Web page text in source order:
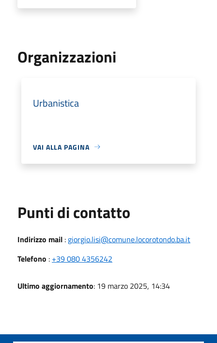
Organizzazioni
Urbanistica
VAI ALLA PAGINA
Punti di contatto
Indirizzo mail : giorgio.lisi@comune.locorotondo.ba.it
Telefono : +39 080 4356242
Ultimo aggiornamento: 19 marzo 2025, 14:34